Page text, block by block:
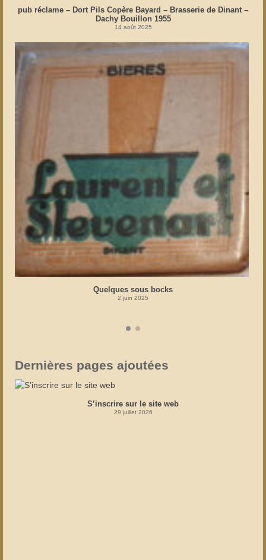
pub réclame – Dort Pils Copère Bayard – Brasserie de Dinant –
Dachy Bouillon 1955
14 août 2025
Quelques sous bocks
2 juin 2025
Dernières pages ajoutées
S’inscrire sur le site web
29 juillet 2026